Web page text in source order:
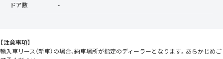
ドア数 -
【注意事項】
輸入車リース（新車）の場合、納車場所が指定のディーラーとなります。あらかじめご